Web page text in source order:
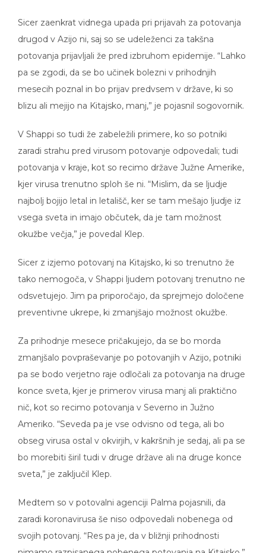
drugod v Azijo ni, saj so se udeleženci za takšna
potovanja prijavljali že pred izbruhom epidemije. “Lahko
pa se zgodi, da se bo učinek bolezni v prihodnjih
mesecih poznal in bo prijav predvsem v države, ki so
blizu ali mejijo na Kitajsko, manj,” je pojasnil sogovornik.
zaradi strahu pred virusom potovanje odpovedali; tudi
potovanja v kraje, kot so recimo države Južne Amerike,
kjer virusa trenutno sploh še ni. “Mislim, da se ljudje
najbolj bojijo letal in letališč, ker se tam mešajo ljudje iz
vsega sveta in imajo občutek, da je tam možnost
okužbe večja,” je povedal Klep.
tako nemogoča, v Shappi ljudem potovanj trenutno ne
odsvetujejo. Jim pa priporočajo, da sprejmejo določene
preventivne ukrepe, ki zmanjšajo možnost okužbe.
zmanjšalo povpraševanje po potovanjih v Azijo, potniki
pa se bodo verjetno raje odločali za potovanja na druge
konce sveta, kjer je primerov virusa manj ali praktično
nič, kot so recimo potovanja v Severno in Južno
Ameriko. “Seveda pa je vse odvisno od tega, ali bo
obseg virusa ostal v okvirjih, v kakršnih je sedaj, ali pa se
bo morebiti širil tudi v druge države ali na druge konce
zaradi koronavirusa še niso odpovedali nobenega od
svojih potovanj. “Res pa je, da v bližnji prihodnosti
nimamo razpisanega nobenega potovanja na Kitajsko,”